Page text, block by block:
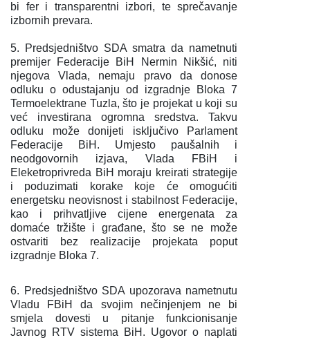
bi fer i transparentni izbori, te sprečavanje
izbornih prevara.
5. Predsjedništvo SDA smatra da nametnuti
premijer Federacije BiH Nermin Nikšić, niti
njegova Vlada, nemaju pravo da donose
odluku o odustajanju od izgradnje Bloka 7
Termoelektrane Tuzla, što je projekat u koji su
već investirana ogromna sredstva. Takvu
odluku može donijeti isključivo Parlament
Federacije BiH. Umjesto paušalnih i
neodgovornih izjava, Vlada FBiH i
Eleketroprivreda BiH moraju kreirati strategije
i poduzimati korake koje će omogućiti
energetsku neovisnost i stabilnost Federacije,
kao i prihvatljive cijene energenata za
domaće tržište i građane, što se ne može
ostvariti bez realizacije projekata poput
izgradnje Bloka 7.
6. Predsjedništvo SDA upozorava nametnutu
Vladu FBiH da svojim nečinjenjem ne bi
smjela dovesti u pitanje funkcionisanje
Javnog RTV sistema BiH. Ugovor o naplati